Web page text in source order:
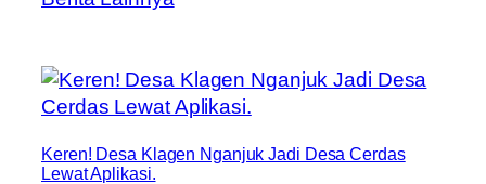
Keren! Desa Klagen Nganjuk Jadi Desa Cerdas
Lewat Aplikasi.